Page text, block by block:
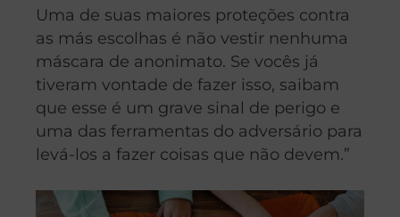
Uma de suas maiores proteções contra
as más escolhas é não vestir nenhuma
máscara de anonimato. Se vocês já
tiveram vontade de fazer isso, saibam
que esse é um grave sinal de perigo e
uma das ferramentas do adversário para
levá-los a fazer coisas que não devem.”